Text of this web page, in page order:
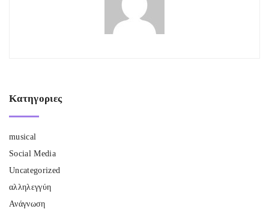
Κατηγοριες
musical
Social Media
Uncategorized
αλληλεγγύη
Ανάγνωση